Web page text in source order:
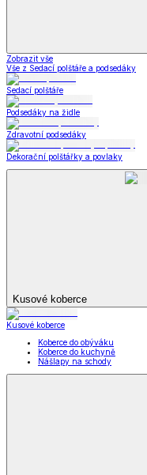
Zobrazit vše
Vše z Sedací polštáře a podsedáky
Sedací polštáře
Podsedáky na židle
Zdravotní podsedáky
Dekorační polštářky a povlaky
Kusové koberce
Kusové koberce
Koberce do obýváku
Koberce do kuchyně
Nášlapy na schody